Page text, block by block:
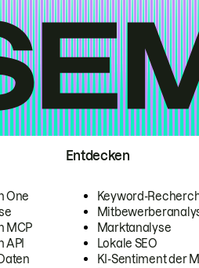
One
MCP
API
Entdecken
Keyword-
Marktanalyse
Lokale SEO
KI-Sentiment der